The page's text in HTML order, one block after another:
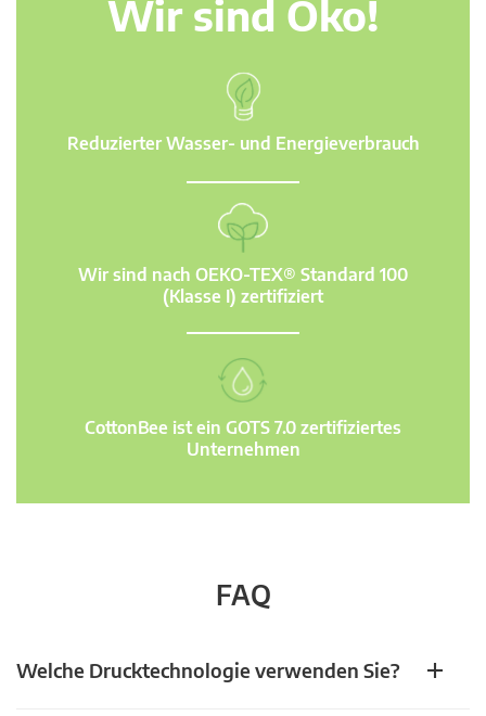
Wir sind Öko!
Reduzierter Wasser- und Energieverbrauch
Wir sind nach OEKO-TEX® Standard 100
(Klasse I) zertifiziert
CottonBee ist ein GOTS 7.0 zertifiziertes
Unternehmen
FAQ
Welche Drucktechnologie verwenden Sie?